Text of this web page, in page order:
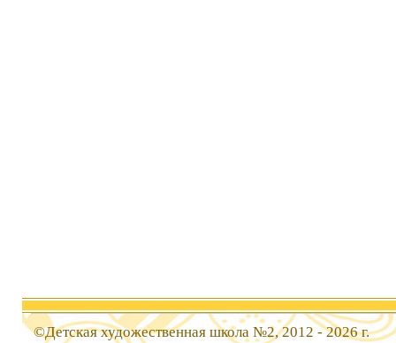
©Детская художественная школа №2, 2012 - 2026 г.